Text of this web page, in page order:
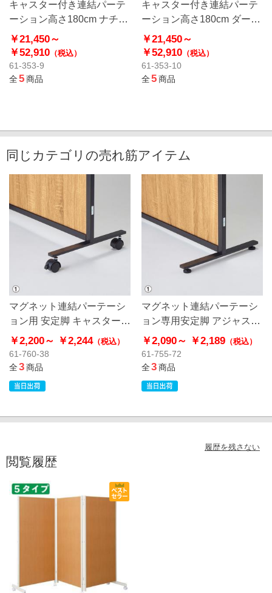
キャスター付き連結パーテ
ーション高さ180cm ナチュ
ラル
￥21,450～
￥52,910 （税込）
61-353-9
全5商品
キャスター付き連結パーテ
ーション高さ180cm ダーク
ブラウン
￥21,450～
￥52,910（税込）
61-353-10
全5商品
同じカテゴリの売れ筋アイテム
マグネット連結パーテーシ
ョン用 安定脚 キャスター付
き
￥2,200～ ￥2,244（税込）
61-760-38
全3商品
マグネット連結パーテーシ
ョン専用安定脚 アジャスタ
ー付き
￥2,090～ ￥2,189（税込）
61-755-72
全3商品
履歴を残さない
閲覧履歴